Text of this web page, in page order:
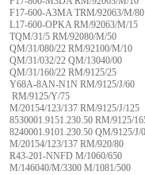
F17-600-A3MA TRM/92063/M/80
L17-600-OPKA RM/92063/M/15
TQM/31/5 RM/92080/M/50
QM/31/080/22 RM/92100/M/10
QM/31/032/22 QM/13040/00
QM/31/160/22 RM/9125/25
Y68A-8AN-N1N RM/9125/J/60
RM/9125/Y/75
M/20154/123/137 RM/9125/J/125
8530001.9151.230.50 RM/9125/
8240001.9101.230.50 QM/9125/J/
M/20154/123/137 RM/920/80
R43-201-NNFD M/1060/650
M/146040/M/3300 M/1081/500